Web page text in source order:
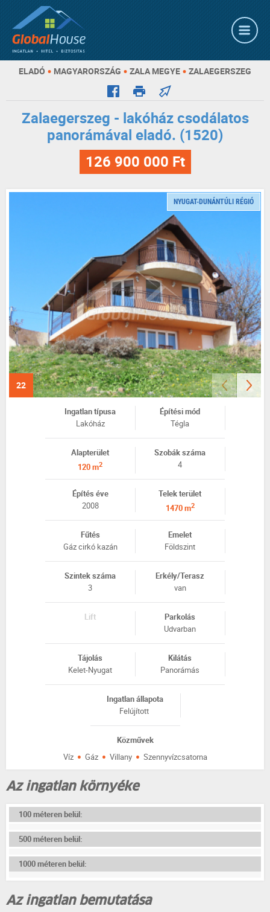
ELADÓ • MAGYARORSZÁG • ZALA MEGYE • ZALAEGERSZEG
Zalaegerszeg - lakóház csodálatos
panorámával eladó. (1520)
126 900 000 Ft
NYUGAT-DUNÁNTÚLI RÉGIÓ
22
Ingatlan típusa
Lakóház
Építési mód
Tégla
Alapterület
120 m2
Szobák száma
4
Építés éve
2008
Telek terület
1470 m2
Fűtés
Gáz cirkó kazán
Emelet
Földszint
Szintek száma
3
Erkély/Terasz
van
Lift
Parkolás
Udvarban
Tájolás
Kelet-Nyugat
Kilátás
Panorámás
Ingatlan állapota
Felújított
Közművek
Víz · Gáz · Villany · Szennyvízcsatorna
Az ingatlan környéke
100 méteren belül:
500 méteren belül:
1000 méteren belül:
Az ingatlan bemutatása